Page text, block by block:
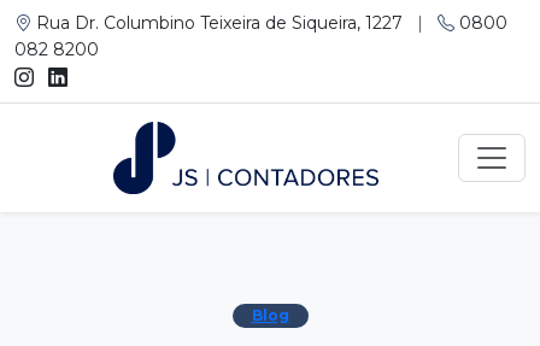
Rua Dr. Columbino Teixeira de Siqueira, 1227 |
0800
082 8200
Blog